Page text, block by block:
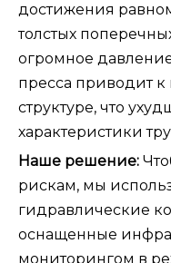
достижения
толстых
огромное
пресса приводит
структуре, что
характеристики
Наше решение:
рискам, мы
гидравлические
оснащенные
мониторингом в